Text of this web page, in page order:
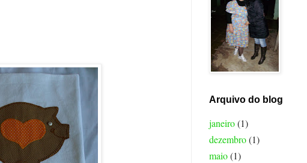
Arquivo do blog
janeiro(1)
dezembro(1)
maio(1)